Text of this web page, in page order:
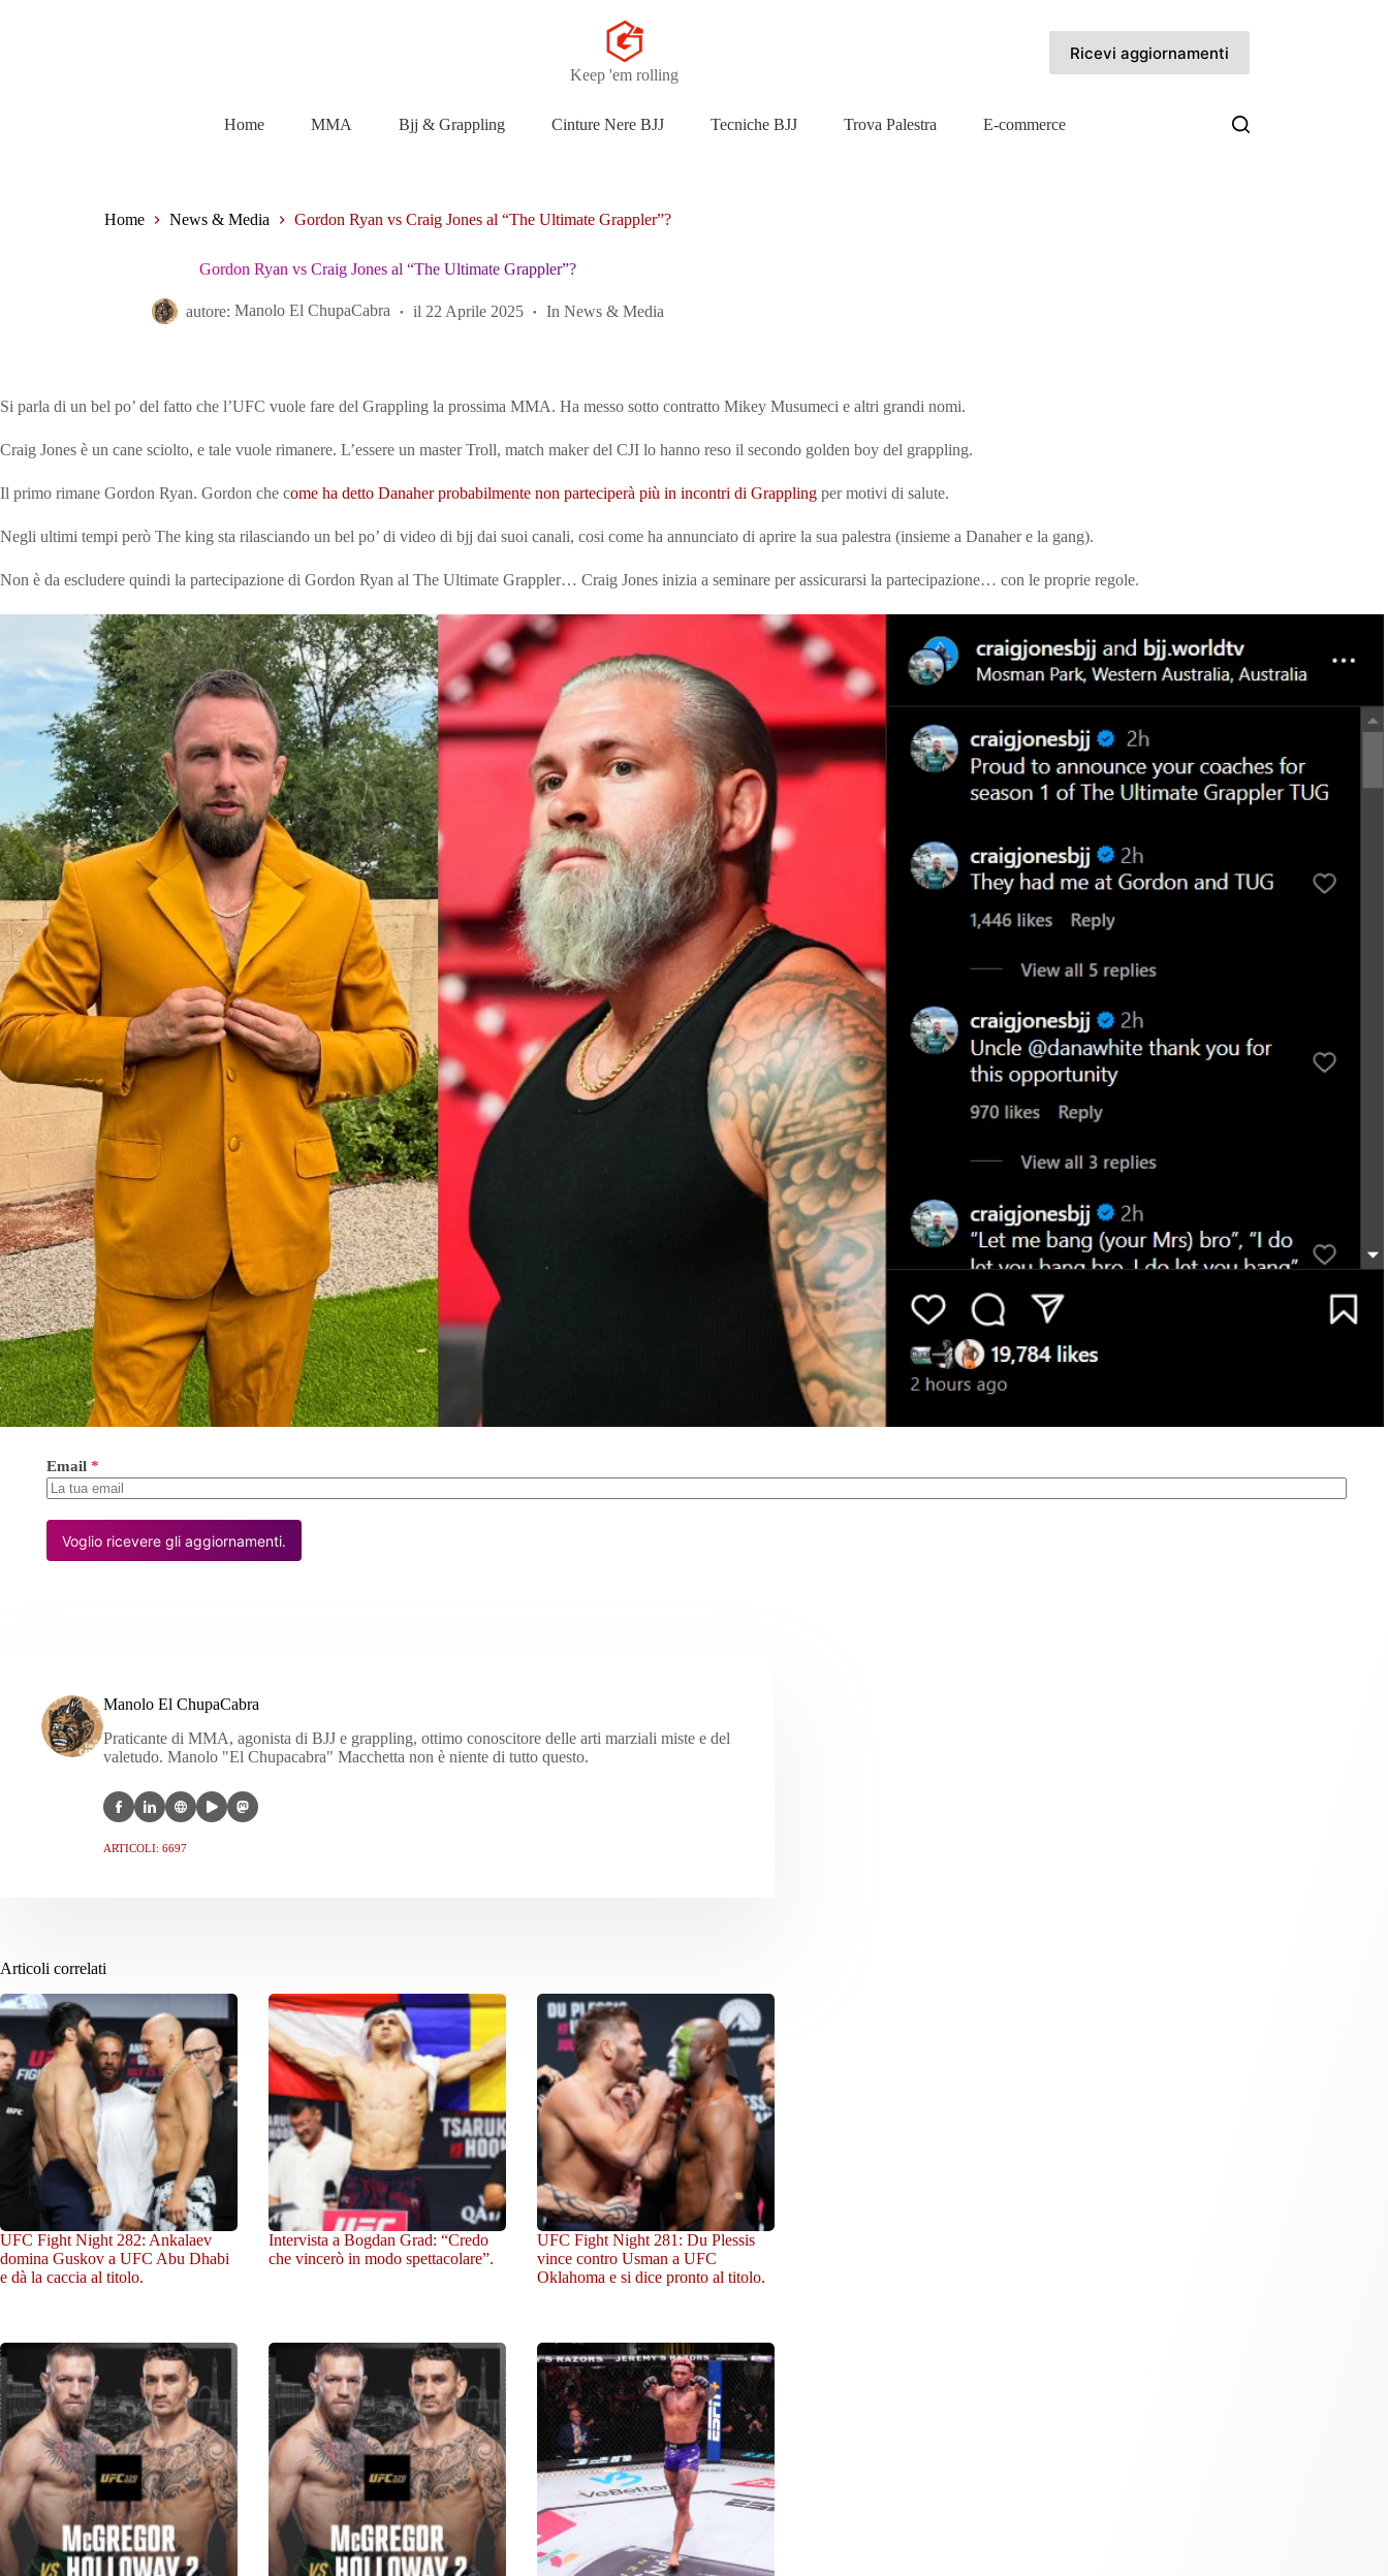
Keep 'em rolling
Ricevi aggiornamenti
Home MMA Bjj & Grappling Cinture Nere BJJ Tecniche BJJ Trova Palestra E-commerce
Home News & Media Gordon Ryan vs Craig Jones al “The Ultimate Grappler”?
Gordon Ryan vs Craig Jones al “The Ultimate Grappler”?
autore: Manolo El ChupaCabra il 22 Aprile 2025 In News & Media
Si parla di un bel po’ del fatto che l’UFC vuole fare del Grappling la prossima MMA. Ha messo sotto contratto Mikey Musumeci e altri grandi nomi.
Craig Jones è un cane sciolto, e tale vuole rimanere. L’essere un master Troll, match maker del CJI lo hanno reso il secondo golden boy del grappling.
Il primo rimane Gordon Ryan. Gordon che come ha detto Danaher probabilmente non parteciperà più in incontri di Grappling per motivi di salute.
Negli ultimi tempi però The king sta rilasciando un bel po’ di video di bjj dai suoi canali, cosi come ha annunciato di aprire la sua palestra (insieme a Danaher e la gang).
Non è da escludere quindi la partecipazione di Gordon Ryan al The Ultimate Grappler… Craig Jones inizia a seminare per assicurarsi la partecipazione… con le proprie regole.
Email *
Voglio ricevere gli aggiornamenti.
Manolo El ChupaCabra
Praticante di MMA, agonista di BJJ e grappling, ottimo conoscitore delle arti marziali miste e del
valetudo. Manolo "El Chupacabra" Macchetta non è niente di tutto questo.
ARTICOLI: 6697
Articoli correlati
UFC Fight Night 282: Ankalaev
domina Guskov a UFC Abu Dhabi
e dà la caccia al titolo.
Intervista a Bogdan Grad: “Credo
che vincerò in modo spettacolare”.
UFC Fight Night 281: Du Plessis
vince contro Usman a UFC
Oklahoma e si dice pronto al titolo.